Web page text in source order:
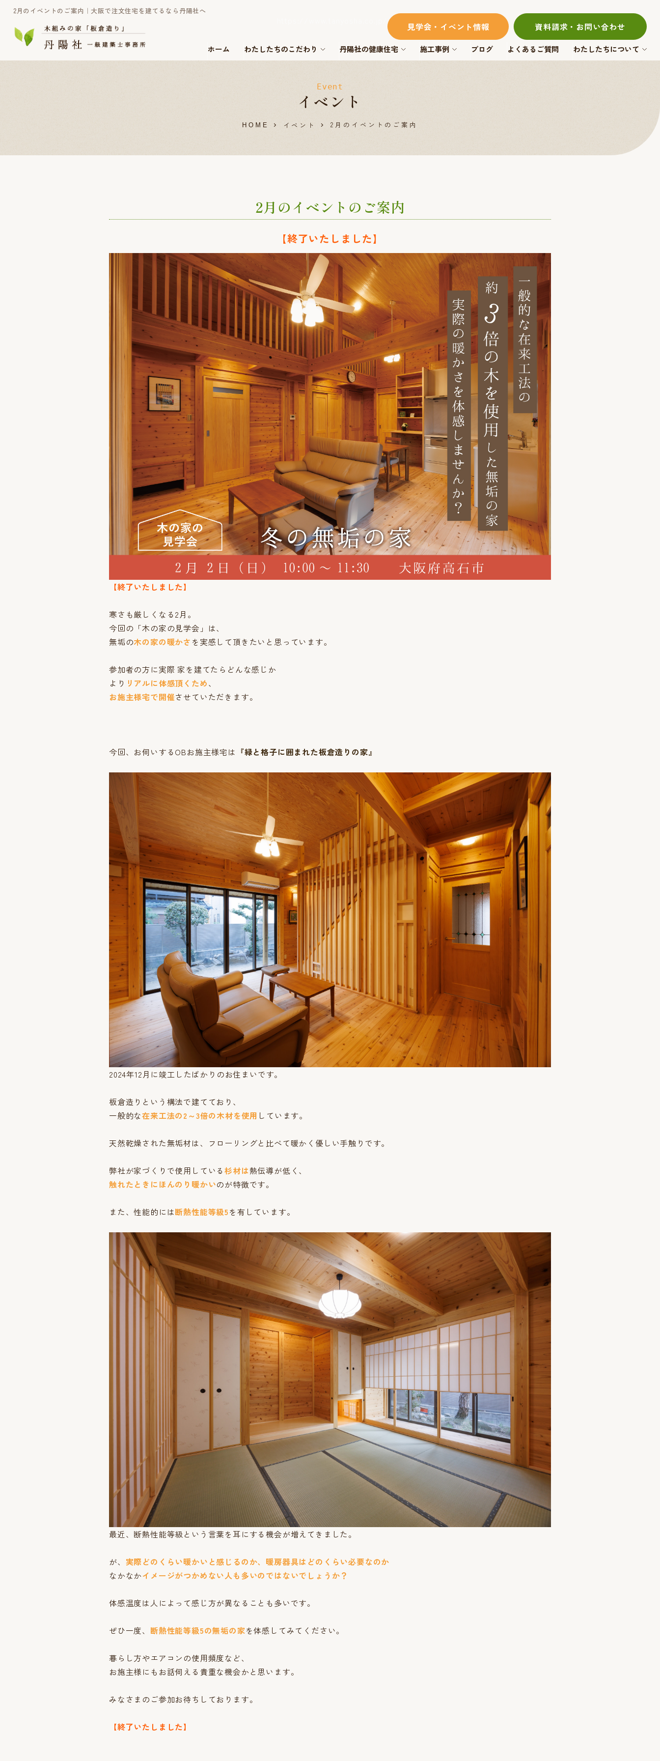
2月のイベントのご案内｜大阪で注文住宅を建てるなら丹陽社へ
見学会・イベント情報 資料請求・お問い合わせ
ホーム わたしたちのこだわり 丹陽社の健康住宅 施工事例 ブログ よくあるご質問 わたしたちについて
Event
イベント
HOME イベント 2月のイベントのご案内
2月のイベントのご案内
【終了いたしました】
【終了いたしました】
寒さも厳しくなる2月。
今回の「木の家の見学会」は、
無垢の木の家の暖かさ を実感して頂きたいと思っています。
参加者の方に実際 家を建てたらどんな感じか
より リアルに体感頂くため、
お施主様宅で開催させていただきます。
今回、お伺いするOBお施主様宅は 『緑と格子に囲まれた板倉造りの家』
2024年12月に竣工したばかりのお住まいです。
板倉造りという構法で建てており、
一般的な在来工法の2～3倍の木材を使用 しています。
天然乾燥された無垢材は、フローリングと比べて暖かく優しい手触りです。
弊社が家づくりで使用している杉材は熱伝導が低く、
触れたときにほんのり暖かいのが特徴です。
また、性能的には断熱性能等級5を有しています。
最近、断熱性能等級という言葉を耳にする機会が増えてきました。
が、 実際どのくらい暖かいと感じるのか、暖房器具はどのくらい必要なのか
なかなかイメージがつかめない人も多いのではないでしょうか？
体感温度は人によって感じ方が異なることも多いです。
ぜひ一度、 断熱性能等級5の無垢の家を体感してみてください。
暮らし方やエアコンの使用頻度など、
お施主様にもお話伺える貴重な機会かと思います。
みなさまのご参加お待ちしております。
【終了いたしました】